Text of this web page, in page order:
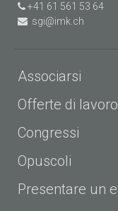
+41 61 561 53 64
sgi@imk.ch
Associarsi
Offerte di lavoro
Congressi
Opuscoli
Presentare un